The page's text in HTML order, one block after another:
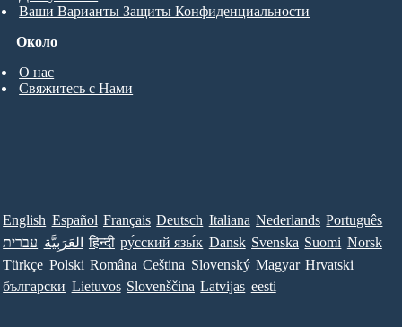
Около
О нас
Свяжитесь с Нами
Ваши Варианты Защиты Конфиденциальности
English Español Français Deutsch Italiana Nederlands Português
עברית العَرَبِيَّة हिन्दी ру́сский язы́к Dansk Svenska Suomi Norsk
Türkçe Polski Româna Ceština Slovenský Magyar Hrvatski
български Lietuvos Slovenščina Latvijas eesti